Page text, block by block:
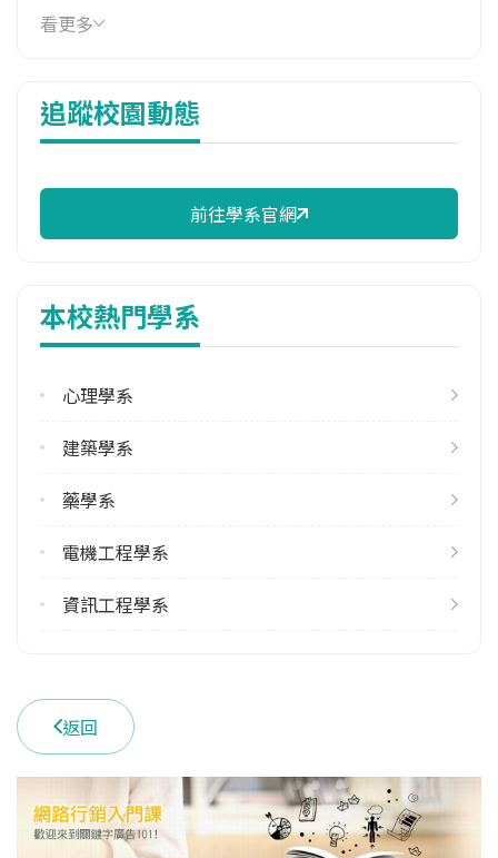
114年學費
17,990 元/學期
11,500 元/學期
114年註冊率
113學年度上學期
113學年度下學期
1
修輔系人數
10
113學年度下學期
113學年度上學期
7
雙聯學制人數
113學年度上學期
30
113學年度下學期
看更多
追蹤校園動態
前往學系官網
本校熱門學系
心理學系
建築學系
藥學系
電機工程學系
資訊工程學系
返回